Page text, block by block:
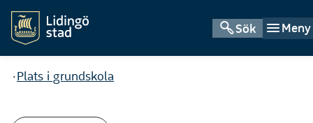
Sök Meny
Du är här:
Plats i grundskola